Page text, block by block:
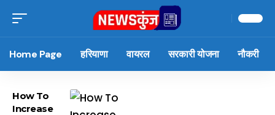
Home Page हरियाणा वायरल सरकारी योजना नौकरी
How To
Increase